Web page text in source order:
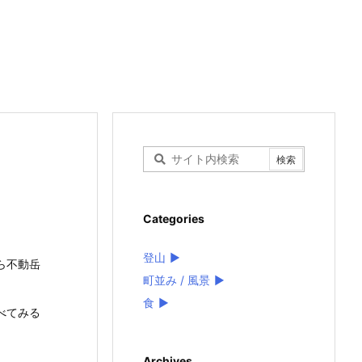
不動岳
てみる
Categories
登山 ►
町並み / 風景 ►
食 ►